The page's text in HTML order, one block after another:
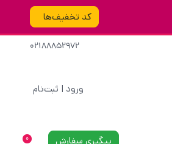
کد تخفیف‌ها
02188852972
ورود | ثبت‌نام
پیگیری سفارش 0